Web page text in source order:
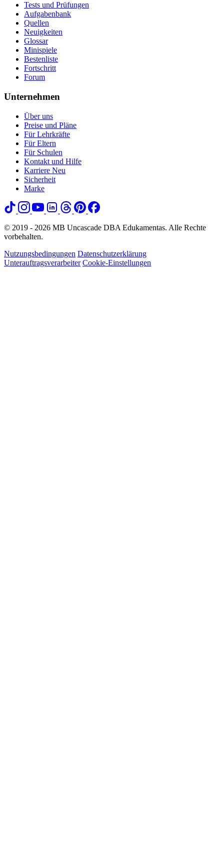
Tests und Prüfungen
Aufgabenbank
Quellen
Neuigkeiten
Glossar
Minispiele
Bestenliste
Fortschritt
Forum
Unternehmen
Über uns
Preise und Pläne
Für Lehrkräfte
Für Eltern
Für Schulen
Kontakt und Hilfe
Karriere Neu
Sicherheit
Marke
© 2019 - 2026 MB Uncascade DBA Edukamentas. Alle Rechte
vorbehalten.
Nutzungsbedingungen Datenschutzerklärung
Unterauftragsverarbeiter Cookie-Einstellungen